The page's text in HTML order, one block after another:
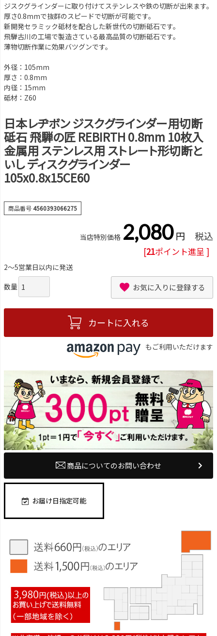
ジスクグラインダーに取り付けてステンレスや鉄の切断が出来ます。
厚さ0.8mmで抜群のスピードで切断が可能です。
新開発セラミック砥材を配合した新世代の切断砥石です。
飛騨古川の工場で製造さている最高品質の切断砥石です。
薄物切断作業に効果バツグンです。
外径：105mm
厚さ：0.8mm
内径：15mm
砥材：Z60
日本レヂボン ジスクグラインダー用切断
砥石 飛騨の匠 REBIRTH 0.8mm 10枚入
金属用 ステンレス用 ストレート形切断と
いし ディスクグラインダー
105x0.8x15CE60
商品番号4560393066275
当店特別価格 2,080 税込
[21ポイント進呈 ]
2～5営業日以内に発送
お気に入りに登録する
カートに入れる
もご利用いただけます
商品についてのお問い合わせ
お届け日指定可能